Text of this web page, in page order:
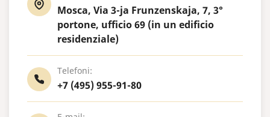
Mosca, Via 3-ja Frunzenskaja, 7, 3°
portone, ufficio 69 (in un edificio
residenziale)
Telefoni:
+7 (495) 955-91-80